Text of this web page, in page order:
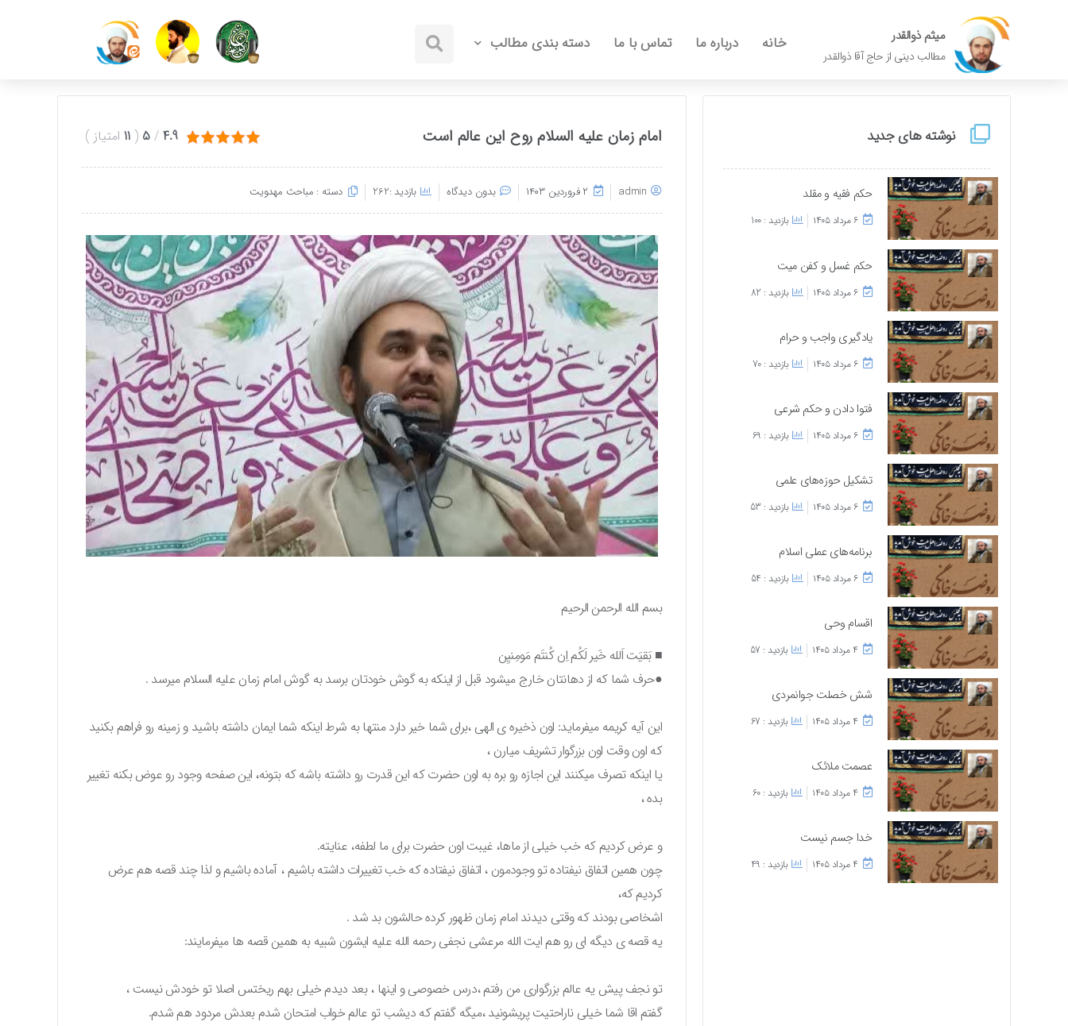
میثم ذوالقدر
مطالب دینی از حاج آقا ذوالقدر
خانه درباره ما تماس با ما دسته بندی مطالب
نوشته های جدید
حکم فقیه و مقلد
۶ مرداد ۱۴۰۵ بازدید : 100
حکم غسل و کفن میت
۶ مرداد ۱۴۰۵ بازدید : 82
یادگیری واجب و حرام
۶ مرداد ۱۴۰۵ بازدید : 70
فتوا دادن و حکم شرعی
۶ مرداد ۱۴۰۵ بازدید : 69
تشکیل حوزه‌های علمی
۶ مرداد ۱۴۰۵ بازدید : 53
برنامه‌های عملی اسلام
۶ مرداد ۱۴۰۵ بازدید : 54
اقسام وحی
۴ مرداد ۱۴۰۵ بازدید : 57
شش خصلت جوانمردی
۴ مرداد ۱۴۰۵ بازدید : 67
عصمت ملائک
۴ مرداد ۱۴۰۵ بازدید : 60
خدا جسم نیست
۴ مرداد ۱۴۰۵ بازدید : 49
امام زمان علیه السلام روح این عالم است 4.9
/
5
(
11 امتیاز )
admin ۲ فروردین ۱۴۰۳ بدون دیدگاه بازدید :262 دسته : مباحث مهدویت
بسم الله الرحمن الرحیم
■ بَقیَت اَلله خَیر لَکُم اِن کُنتَم مَومِنیِن
●حرف شما که از دهانتان خارج میشود قبل از اینکه به گوش خودتان برسد به گوش امام زمان علیه السلام میرسد .
این آیه کریمه میفرماید: اون ذخیره ی الهی ،برای شما خیر دارد منتها به شرط اینکه شما ایمان داشته باشید و زمینه رو فراهم بکنید
که اون وقت اون بزرگوار تشریف میارن ،
یا اینکه تصرف میکنند این اجازه رو بره به اون حضرت که این قدرت رو داشته باشه که بتونه، این صفحه وجود رو عوض بکنه تغییر
بده ،
و عرض کردیم که خب خیلی از ماها، غیبت اون حضرت برای ما لطفه، عنایته.
چون همین اتفاق نیفتاده تو وجودمون ، اتفاق نیفتاده که خب تغییرات داشته باشیم ، آماده باشیم و لذا چند قصه هم عرض
کردیم که،
اشخاصی بودند که وقتی دیدند امام زمان ظهور کرده حالشون بد شد .
یه قصه ی دیگه ای رو هم ایت الله مرعشی نجفی رحمه الله علیه ایشون شبیه به همین قصه ها میفرمایند:
تو نجف پیش یه عالم بزرگواری من رفتم ،درس خصوصی و اینها ، بعد دیدم خیلی بهم ریختس اصلا تو خودش نیست ،
گفتم اقا شما خیلی ناراحتیت پریشونید ،میگه گفتم که دیشب تو عالم خواب امتحان شدم بعدش مردود هم شدم.